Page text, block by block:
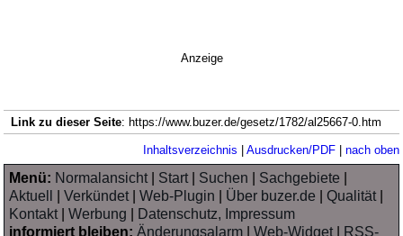
Anzeige
Link zu dieser Seite: https://www.buzer.de/gesetz/1782/al25667-0.htm
Inhaltsverzeichnis | Ausdrucken/PDF| nach oben
Menü: Normalansicht| Start| Suchen Sachgebiete
Aktuell
|Verkündet|Web-Plugin Über buzer.de |Qualität|
Kontakt|Werbung
Datenschutz, Impressum
informiert bleiben: Änderungsalarm |Web-Widget|
RSS-